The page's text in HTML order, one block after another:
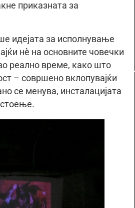
приказната за
идејата за исполнување
нè на основните човечки
реално време, како што
– совршено вклопувајќи
се менува, инсталацијата